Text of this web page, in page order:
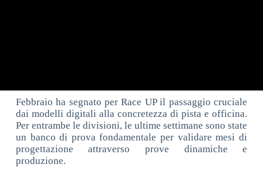
Febbraio ha segnato per Race UP il passaggio cruciale
dai modelli digitali alla concretezza di pista e officina.
Per entrambe le divisioni, le ultime settimane sono state
un banco di prova fondamentale per validare mesi di
progettazione attraverso prove dinamiche e
produzione.